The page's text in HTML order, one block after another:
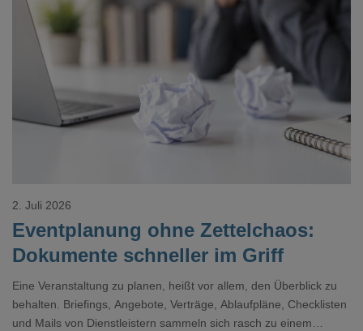
Loading...
Eventplanung ohne Zettelchaos:
Dokumente schneller im Griff
2. Juli 2026
Eine Veranstaltung zu planen, heißt vor allem, den Überblick zu
behalten. Briefings, Angebote, Verträge, Ablaufpläne, Checklisten
und Mails von Dienstleistern sammeln sich rasch zu einem